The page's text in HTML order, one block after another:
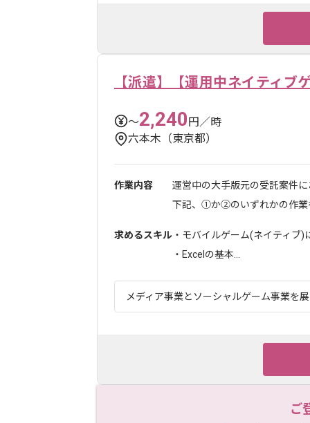
【派遣】【運用中ネイティブ
〜2,240円／時
六本木（東京都）
作業内容
運営中の大手版元の受託案件に
下記、①か②のいずれかの作業
求めるスキル ・モバイルゲーム(ネイティブ
・Excelの基本...
メディア事業とソーシャルゲーム事業を
ご